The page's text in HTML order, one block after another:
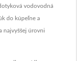
vodovodná
do kúpeľne a
najvyššej úrovni